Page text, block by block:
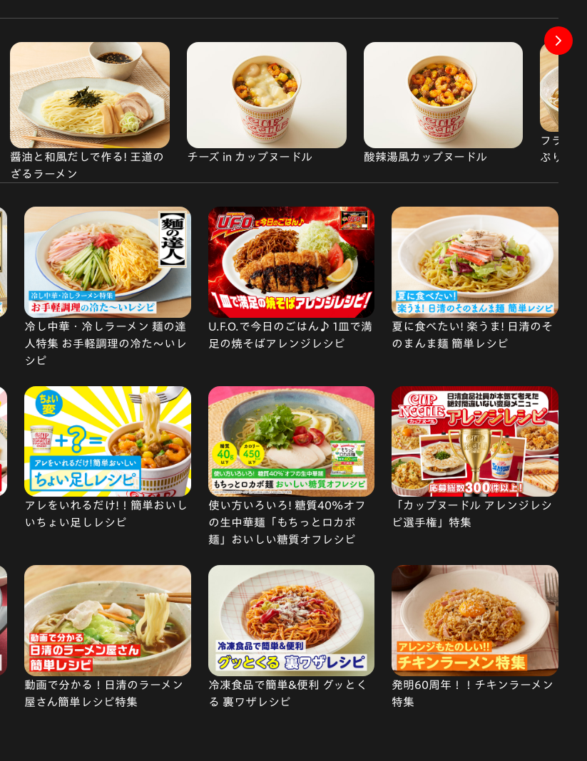
醤油と和風だしで作る! 王道の
ざるラーメン
チーズ in カップヌードル 酸辣湯風カップヌードル
フライ
ぷりラ
冷し中華・冷しラーメン 麺の達
人特集 お手軽調理の冷た〜いレ
シピ
U.F.O.で今日のごはん♪ 1皿で満
足の焼そばアレンジレシピ
夏に食べたい! 楽うま! 日清のそ
のまんま麺 簡単レシピ
アレをいれるだけ!！簡単おいし
いちょい足しレシピ
使い方いろいろ! 糖質40%オフ
の生中華麺「もちっとロカボ
麺」おいしい糖質オフレシピ
「カップヌードル アレンジレシ
ピ選手権」特集
動画で分かる！日清のラーメン
屋さん簡単レシピ特集
冷凍食品で簡単&便利 グッとく
る 裏ワザレシピ
発明60周年！！チキンラーメン
特集